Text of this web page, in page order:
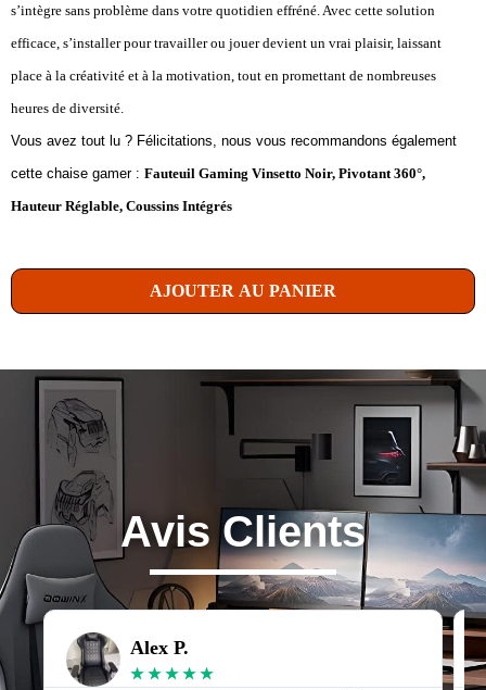
s’intègre sans problème dans votre quotidien effréné. Avec cette solution
efficace, s’installer pour travailler ou jouer devient un vrai plaisir, laissant
place à la créativité et à la motivation, tout en promettant de nombreuses
heures de diversité.
Vous avez tout lu ? Félicitations, nous vous recommandons également
cette chaise gamer : Fauteuil Gaming Vinsetto Noir, Pivotant 360°,
Hauteur Réglable, Coussins Intégrés
AJOUTER AU PANIER
Avis Clients
Alex P.
★ ★ ★ ★ ★